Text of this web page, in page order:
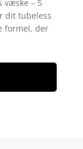
væske – 5
dit tubeless
formel, der